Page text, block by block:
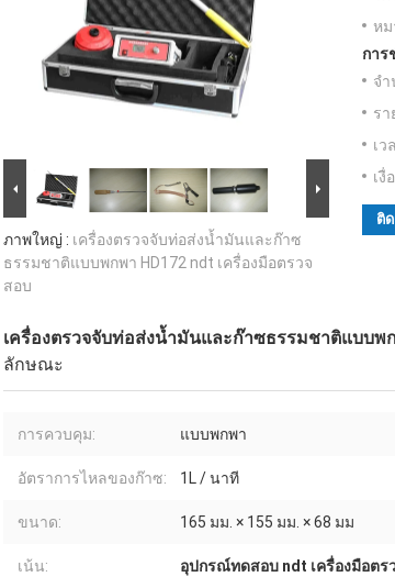
ภาพใหญ่ : เครื่องตรวจจับท่อส่งน้ำมันและก๊าซ
ธรรมชาติแบบพกพา HD172 ndt เครื่องมือตรวจ
สอบ
หม
การ
จ
รา
เว
เงื่
ติ
เครื่องตรวจจับท่อส่งน้ำมันและก๊าซธรรมชาติแบบพ
ลักษณะ
การควบคุม: แบบพกพา
อัตราการไหลของก๊าซ: 1L / นาที
ขนาด: 165 มม. × 155 มม. × 68 มม
เน้น: อุปกรณ์ทดสอบ ndt เครื่องมือตร